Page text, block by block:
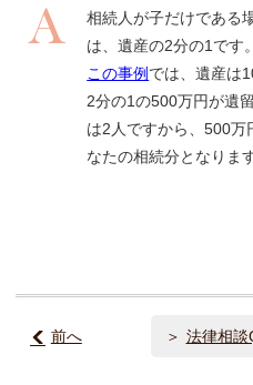
相続人が子だけである
は、遺産の2分の1です。
この事例 では、遺産は
2分の1の500万円が遺
は2人ですから、500万
なたの相続分となります
前へ 法律相談